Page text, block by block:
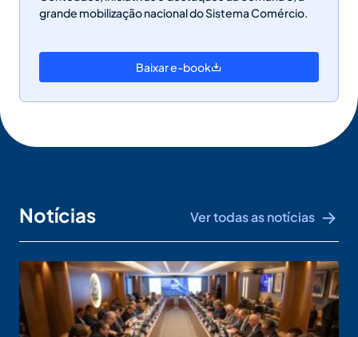
grande mobilização nacional do Sistema Comércio.
Baixar e-book
Notícias Ver todas as notícias